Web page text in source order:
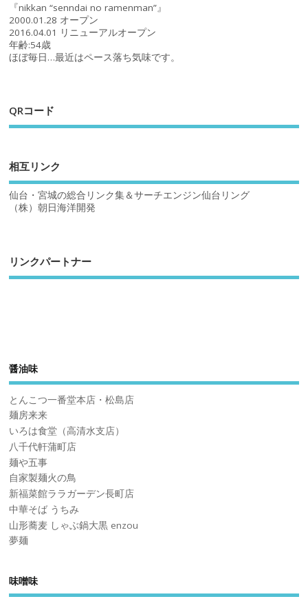
『nikkan “senndai no ramenman”』
2000.01.28 オープン
2016.04.01 リニューアルオープン
年齢:54歳
ほぼ毎日…最近はペース落ち気味です。
QRコード
相互リンク
仙台・宮城の総合リンク集＆サーチエンジン仙台リング
（株）朝日海洋開発
リンクパートナー
醤油味
とんこつ一番堂本店・松島店
麺房来来
いろは食堂（高清水支店）
八千代軒蒲町店
麺や五事
自家製麺火の鳥
新福菜館ララガーデン長町店
中華そば うちみ
山形蕎麦 しゃぶ鍋大黒 enzou
夢麺
味噌味